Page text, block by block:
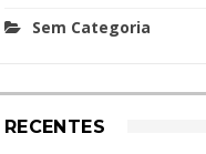
Sem Categoria
RECENTES